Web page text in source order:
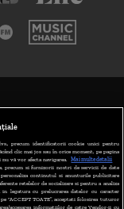
precum identificatorii cookie unici pentru
clic mai jos sau în orice moment, pe pagina
vă vor afecta navigarea.
Mai multe detalii
precum si furnizorii nostri de servicii de date
continutul si anunturile publicitare
retelelor de socializare si pentru a analiza
legatura cu prelucrarea datelor cu caracter
“ACCEPT TOATE”, acceptati folosirea tuturor
accesarea informatiilor de catre Vendor-ii cu